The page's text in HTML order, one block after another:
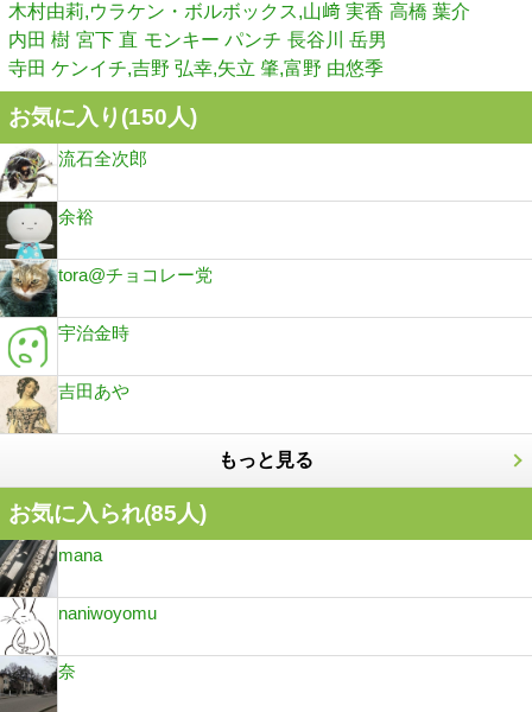
木村由莉,ウラケン・ボルボックス,山﨑 実香 高橋 葉介
内田 樹 宮下 直 モンキー パンチ 長谷川 岳男
寺田 ケンイチ,吉野 弘幸,矢立 肇,富野 由悠季
お気に入り(150人)
流石全次郎
余裕
tora@チョコレー党
宇治金時
吉田あや
もっと見る
お気に入られ(85人)
mana
naniwoyomu
奈